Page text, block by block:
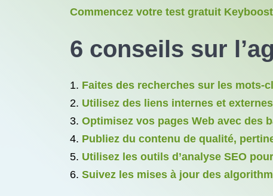
Commencez votre test gratuit
6 conseils sur
Faites des recherches sur les mots-
Utilisez des liens internes et
Optimisez vos pages Web avec des
Publiez du contenu de qualité,
Utilisez les outils d’analyse SEO
Suivez les mises à jour des